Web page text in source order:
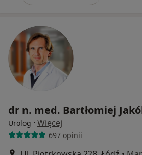
dr n. med. Bartłomiej
Urolog · Więcej
697 opinii